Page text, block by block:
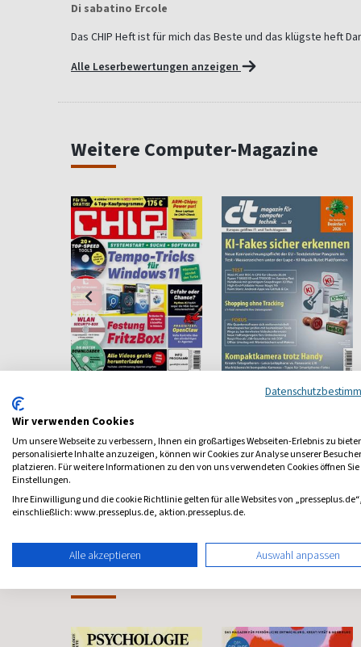
Di sabatino Ercole
Das CHIP Heft ist für mich das Beste und das klügste heft
Alle Leserbewertungen anzeigen
Weitere Computer-Magazine
User
4,33
ab 9,30 €
(13 x pro Jahr) 4,50
ct Magazin
ab 6,20 €
(vierzehntäglich) 4,78
Wir verwenden Cookies
Um unsere Webseite zu verbessern, Ihnen ein großartiges Webseiten-Erlebnis zu
personalisierte Inhalte anzuzeigen, können wir Cookies zur Analyse unserer
platzieren. Für weitere Informationen zu den von uns verwendeten Cookies öffnen
Einstellungen.
Ihre Einwilligung und die cookie Richtlinie gelten für alle Websites von „presseplus.de“,
einschließlich: www.presseplus.de, aktion.presseplus.de.
Alle akzeptieren Auswahl anpassen